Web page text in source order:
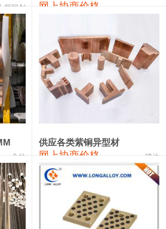
113,970
114,200 400
109,860
26,400 100
100
24,400
十堰同创 网上协商价格
金拉
供应各类紫铜异型材
网上协商价格 骏达